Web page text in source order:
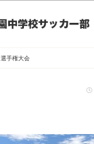
選手権大会